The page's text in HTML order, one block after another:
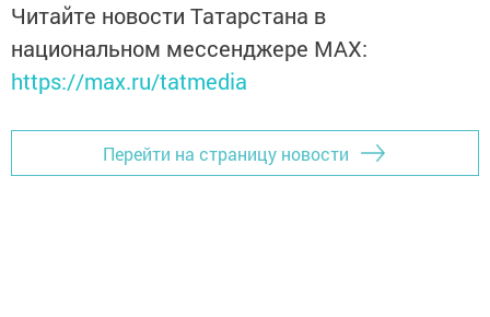
Читайте новости Татарстана в
национальном мессенджере MАХ:
https://max.ru/tatmedia
Перейти на страницу новости